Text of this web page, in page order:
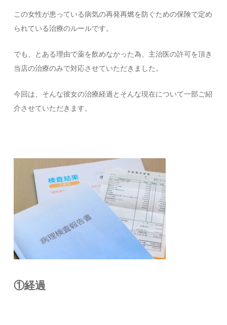
この女性が患っている病気の再発再燃を防ぐための保険で定め
られている治療のルールです。
でも、とある理由で薬を飲めなかった為、主治医の許可を頂き
当店の治療のみで対応させていただきました。
今回は、そんな彼女の治療経過とそんな現在について一部ご紹
介させていただきます。
①経過